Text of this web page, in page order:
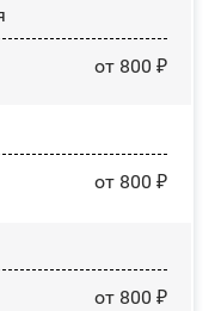
от 800 ₽
от 800 ₽
от 800 ₽